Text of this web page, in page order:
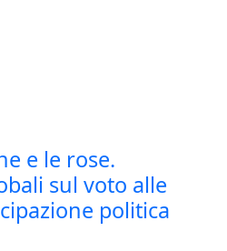
e le rose.
sul voto alle
politica